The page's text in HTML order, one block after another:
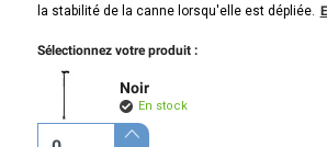
la stabilité de la canne lorsqu'elle est dépliée.
Sélectionnez votre produit :
Noir
En stock